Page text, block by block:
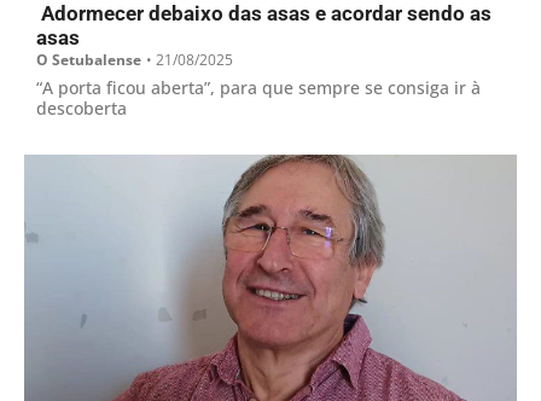
Adormecer debaixo das asas e acordar sendo as
asas
O Setubalense • 21/08/2025
“A porta ficou aberta”, para que sempre se consiga ir à
descoberta